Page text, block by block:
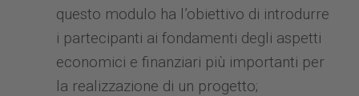
questo modulo ha l’obiettivo di introdurre
i partecipanti ai fondamenti degli aspetti
economici e finanziari più importanti per
la realizzazione di un progetto;